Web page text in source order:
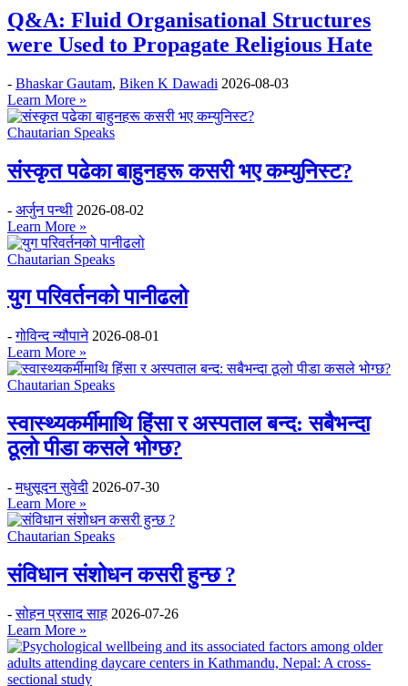
Q&A: Fluid Organisational Structures
were Used to Propagate Religious Hate
- Bhaskar Gautam, Biken K Dawadi 2026-08-03
Learn More »
Chautarian Speaks
संस्कृत पढेका बाहुनहरू कसरी भए कम्युनिस्ट?
- अर्जुन पन्थी 2026-08-02
Learn More »
Chautarian Speaks
युग परिवर्तनको पानीढलो
-गोविन्द न्यौपाने 2026-08-01
Learn More »
Chautarian Speaks
स्वास्थ्यकर्मीमाथि हिंसा र अस्पताल बन्द: सबैभन्दा
ठूलो पीडा कसले भोग्छ?
-मधुसूदन सुवेदी 2026-07-30
Learn More »
Chautarian Speaks
संविधान संशोधन कसरी हुन्छ ?
-सोहन प्रसाद साह 2026-07-26
Learn More »